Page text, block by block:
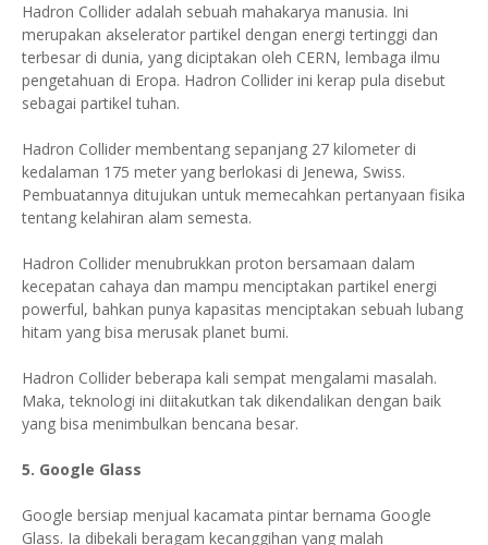
Hadron Collider adalah sebuah mahakarya manusia. Ini
merupakan akselerator partikel dengan energi tertinggi dan
terbesar di dunia, yang diciptakan oleh CERN, lembaga ilmu
pengetahuan di Eropa. Hadron Collider ini kerap pula disebut
sebagai partikel tuhan.
Hadron Collider membentang sepanjang 27 kilometer di
kedalaman 175 meter yang berlokasi di Jenewa, Swiss.
Pembuatannya ditujukan untuk memecahkan pertanyaan fisika
tentang kelahiran alam semesta.
Hadron Collider menubrukkan proton bersamaan dalam
kecepatan cahaya dan mampu menciptakan partikel energi
powerful, bahkan punya kapasitas menciptakan sebuah lubang
hitam yang bisa merusak planet bumi.
Hadron Collider beberapa kali sempat mengalami masalah.
Maka, teknologi ini diitakutkan tak dikendalikan dengan baik
yang bisa menimbulkan bencana besar.
5. Google Glass
Google bersiap menjual kacamata pintar bernama Google
Glass. Ia dibekali beragam kecanggihan yang malah